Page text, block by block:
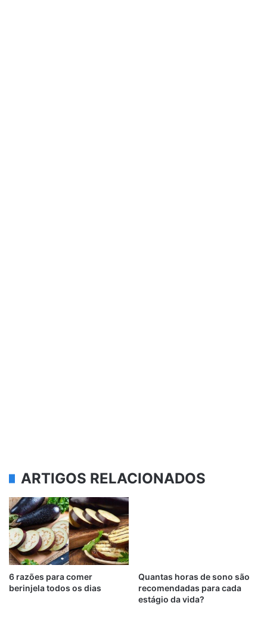
ARTIGOS RELACIONADOS
6 razões para comer
berinjela todos os dias
Quantas horas de sono são
recomendadas para cada
estágio da vida?